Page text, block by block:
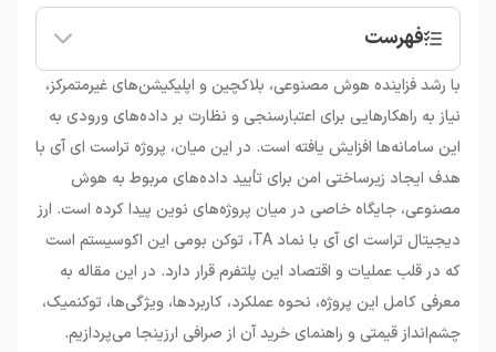
فهرست
•ارز دیجیتال تراست ای آی چیست؟
•خرید تراست ای آی
با رشد فزاینده هوش مصنوعی، بلاکچین و اپلیکیشن‌های غیرمتمرکز،
نیاز به راهکارهایی برای اعتبارسنجی و نظارت بر داده‌های ورودی به
این سامانه‌ها افزایش یافته است. در این میان، پروژه تراست ای آی با
هدف ایجاد زیرساختی امن برای تأیید داده‌های مربوط به هوش
مصنوعی، جایگاه خاصی در میان پروژه‌های نوین پیدا کرده است. ارز
دیجیتال تراست ای آی با نماد TA، توکن بومی این اکوسیستم است
که در قلب عملیات و اقتصاد این پلتفرم قرار دارد. در این مقاله به
معرفی کامل این پروژه، نحوه عملکرد، کاربردها، ویژگی‌ها، توکنمیک،
چشم‌انداز قیمتی و راهنمای خرید آن از صرافی ارزینجا می‌پردازیم.